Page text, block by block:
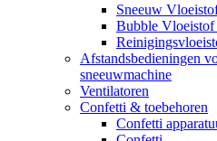
Sneeuw
Bubble
Afstandsbedieningen
sneeuwmachine
Ventilatoren
Confetti & toebehoren
Confetti